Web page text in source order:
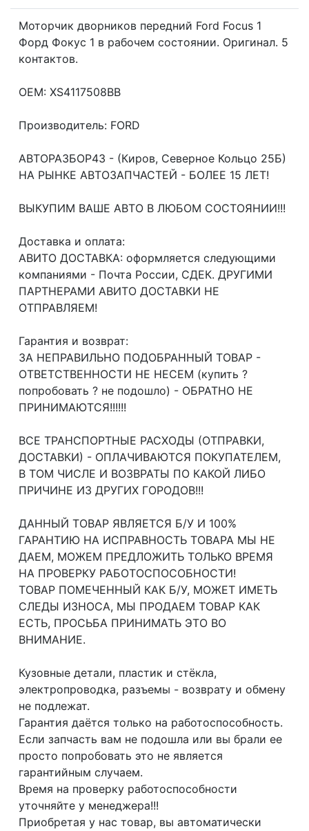
Моторчик дворников передний Ford Focus 1
Форд Фокус 1 в рабочем состоянии. Оригинал. 5
контактов.
OEM: XS4117508BB
Производитель: FORD
АВТОРАЗБОР43 - (Киров, Северное Кольцо 25Б)
НА РЫНКЕ АВТОЗАПЧАСТЕЙ - БОЛЕЕ 15 ЛЕТ!
ВЫКУПИМ ВАШЕ АВТО В ЛЮБОМ СОСТОЯНИИ!!!
Доcтавка и oплата:
АВИТО ДОСТАВКА: оформляется следующими
компаниями - Почта России, СДЕК. ДРУГИМИ
ПАРТНЕРАМИ АВИТО ДОСТАВКИ НЕ
ОТПРАВЛЯЕМ!
Гарантия и возврат:
ЗА НЕПРАВИЛЬНО ПОДОБРАННЫЙ ТОВАР -
ОТВЕТСТВЕННОСТИ НЕ НЕСЕМ (купить ?
попробовать ? не подошло) - ОБРАТНО НЕ
ПРИНИМАЮТСЯ!!!!!!
ВСЕ ТРАНСПОРТНЫЕ РАСХОДЫ (ОТПРАВКИ,
ДОСТАВКИ) - ОПЛАЧИВАЮТСЯ ПОКУПАТЕЛЕМ,
В ТОМ ЧИСЛЕ И ВОЗВРАТЫ ПО КАКОЙ ЛИБО
ПРИЧИНЕ ИЗ ДРУГИХ ГОРОДОВ!!!
ДАННЫЙ ТОВАР ЯВЛЯЕТСЯ Б/У И 100%
ГАРАНТИЮ НА ИСПРАВНОСТЬ ТОВАРА МЫ НЕ
ДАЕМ, МОЖЕМ ПРЕДЛОЖИТЬ ТОЛЬКО ВРЕМЯ
НА ПРОВЕРКУ РАБОТОСПОСОБНОСТИ!
ТОВАР ПОМЕЧЕННЫЙ КАК Б/У, МОЖЕТ ИМЕТЬ
СЛЕДЫ ИЗНОСА, МЫ ПРОДАЕМ ТОВАР КАК
ЕСТЬ, ПРОСЬБА ПРИНИМАТЬ ЭТО ВО
ВНИМАНИЕ.
Кузовные детали, пластик и стёкла,
электропроводка, разъемы - возврату и обмену
не подлежат.
Гарантия даётся только на работоспособность.
Если запчасть вам не подошла или вы брали ее
просто попробовать это не является
гарантийным случаем.
Время на проверку работоспособности
уточняйте у менеджера!!!
Приобретая у нас товар, вы автоматически